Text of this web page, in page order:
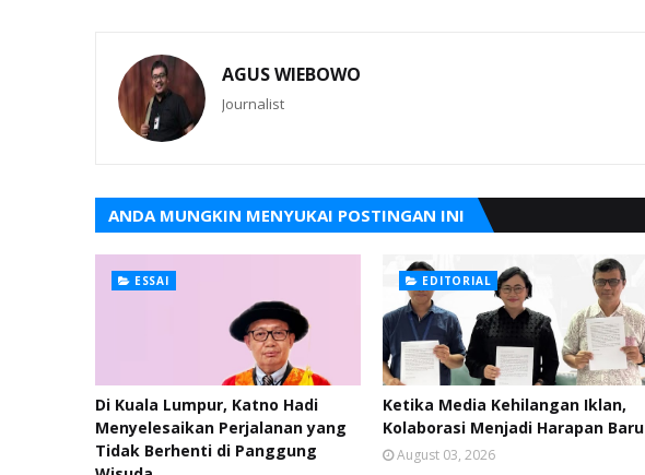
AGUS WIEBOWO
Journalist
ANDA MUNGKIN MENYUKAI POSTINGAN INI
ESSAI
Di Kuala Lumpur, Katno Hadi
Menyelesaikan Perjalanan yang
Tidak Berhenti di Panggung
EDITORIAL
Ketika Media Kehilangan Iklan,
Kolaborasi Menjadi Harapan Baru
August 03, 2026